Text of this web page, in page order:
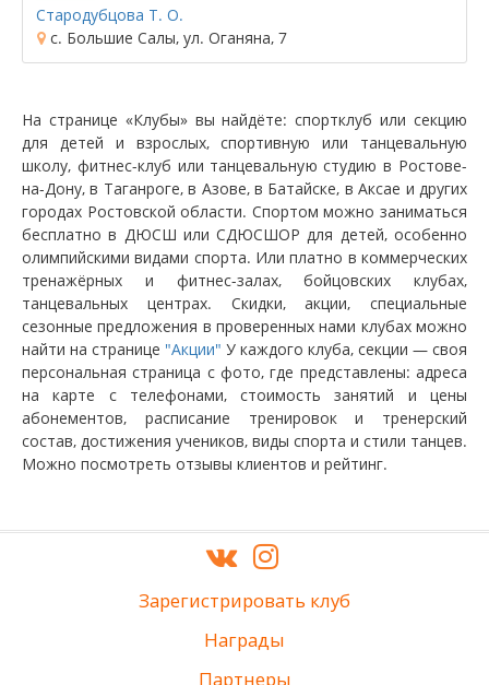
Стародубцова Т. О.
с. Большие Салы, ул. Оганяна, 7
На странице «Клубы» вы найдёте: спортклуб или секцию
для детей и взрослых, спортивную или танцевальную
школу, фитнес-клуб или танцевальную студию в Ростове-
на-Дону, в Таганроге, в Азове, в Батайске, в Аксае и других
городах Ростовской области. Спортом можно заниматься
бесплатно в ДЮСШ или СДЮСШОР для детей, особенно
олимпийскими видами спорта. Или платно в коммерческих
тренажёрных и фитнес-залах, бойцовских клубах,
танцевальных центрах. Скидки, акции, специальные
сезонные предложения в проверенных нами клубах можно
найти на странице "Акции" У каждого клуба, секции — своя
персональная страница с фото, где представлены: адреса
на карте с телефонами, стоимость занятий и цены
абонементов, расписание тренировок и тренерский
состав, достижения учеников, виды спорта и стили танцев.
Можно посмотреть отзывы клиентов и рейтинг.
Зарегистрировать клуб
Награды
Партнеры